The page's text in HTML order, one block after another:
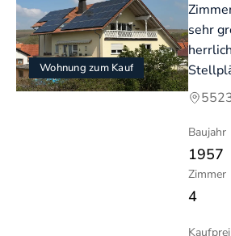
Wohnung zum Kauf
sehr
Baujahr
1957
Zimmer
4